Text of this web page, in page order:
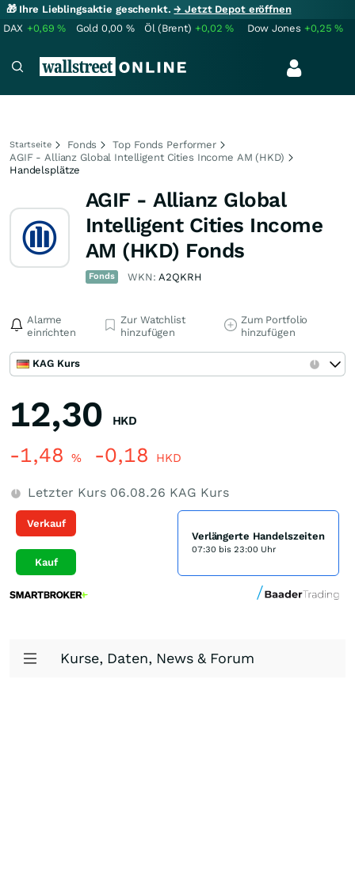
🎁 Ihre Lieblingsaktie geschenkt.→ Jetzt Depot eröffnen
DAX +0,69% Gold 0,00 % Öl (Brent) +0,02% Dow Jones +0,25%
Startseite Fonds
Top Fonds Performer
AGIF - Allianz Global Intelligent Cities Income AM (HKD)
Handelsplätze
AGIF - Allianz Global
Intelligent Cities Income
AM (HKD) Fonds
Fonds WKN:A2QKRH
Alarme
einrichten
Zur Watchlist
hinzufügen
Zum Portfolio
hinzufügen
KAG Kurs
12,30 HKD
-1,48 % -0,18 HKD
Letzter Kurs 06.08.26 KAG Kurs
Verkauf
Kauf
Verlängerte Handelszeiten
07:30 bis 23:00 Uhr
Kurse, Daten, News & Forum